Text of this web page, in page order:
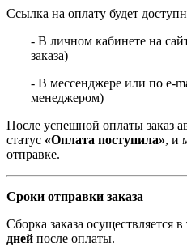
Ссылка на оплату будет
- В личном кабинете на
заказа)
- В мессенджере или по e-
менеджером)
После успешной оплаты заказ
статус «Оплата поступила», и
отправке.
Сроки отправки заказа
Сборка заказа осуществляется в
дней после оплаты.